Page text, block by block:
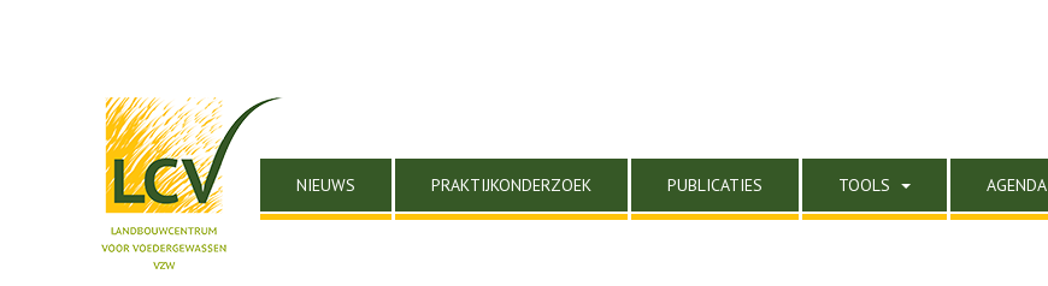
NIEUWS PRAKTIJKONDERZOEK PUBLICATIES TOOLS AGENDA